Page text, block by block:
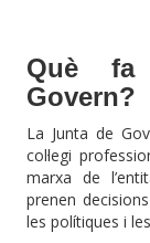
Què
Govern?
La Junta de
col·legi
marxa de
prenen
les polítiques i